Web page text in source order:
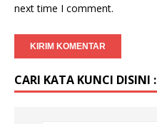
next time I comment.
CARI KATA KUNCI DISINI :